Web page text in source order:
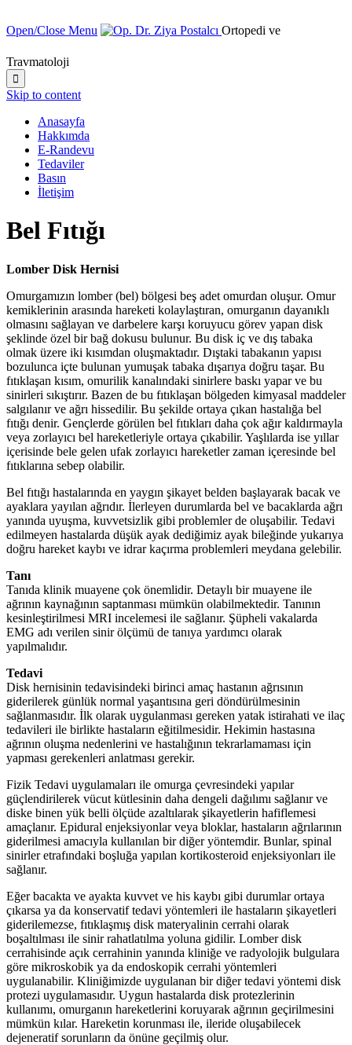
Open/Close Menu Ortopedi ve
Travmatoloji

Skip to content
Anasayfa
Hakkımda
E-Randevu
Tedaviler
Basın
İletişim
Bel Fıtığı
Lomber Disk Hernisi
Omurgamızın lomber (bel) bölgesi beş adet omurdan oluşur. Omur
kemiklerinin arasında hareketi kolaylaştıran, omurganın dayanıklı
olmasını sağlayan ve darbelere karşı koruyucu görev yapan disk
şeklinde özel bir bağ dokusu bulunur. Bu disk iç ve dış tabaka
olmak üzere iki kısımdan oluşmaktadır. Dıştaki tabakanın yapısı
bozulunca içte bulunan yumuşak tabaka dışarıya doğru taşar. Bu
fıtıklaşan kısım, omurilik kanalındaki sinirlere baskı yapar ve bu
sinirleri sıkıştırır. Bazen de bu fıtıklaşan bölgeden kimyasal maddeler
salgılanır ve ağrı hissedilir. Bu şekilde ortaya çıkan hastalığa bel
fıtığı denir. Gençlerde görülen bel fıtıkları daha çok ağır kaldırmayla
veya zorlayıcı bel hareketleriyle ortaya çıkabilir. Yaşlılarda ise yıllar
içerisinde bele gelen ufak zorlayıcı hareketler zaman içeresinde bel
fıtıklarına sebep olabilir.
Bel fıtığı hastalarında en yaygın şikayet belden başlayarak bacak ve
ayaklara yayılan ağrıdır. İlerleyen durumlarda bel ve bacaklarda ağrı
yanında uyuşma, kuvvetsizlik gibi problemler de oluşabilir. Tedavi
edilmeyen hastalarda düşük ayak dediğimiz ayak bileğinde yukarıya
doğru hareket kaybı ve idrar kaçırma problemleri meydana gelebilir.
Tanı
Tanıda klinik muayene çok önemlidir. Detaylı bir muayene ile
ağrının kaynağının saptanması mümkün olabilmektedir. Tanının
kesinleştirilmesi MRI incelemesi ile sağlanır. Şüpheli vakalarda
EMG adı verilen sinir ölçümü de tanıya yardımcı olarak
yapılmalıdır.
Tedavi
Disk hernisinin tedavisindeki birinci amaç hastanın ağrısının
giderilerek günlük normal yaşantısına geri döndürülmesinin
sağlanmasıdır. İlk olarak uygulanması gereken yatak istirahati ve ilaç
tedavileri ile birlikte hastaların eğitilmesidir. Hekimin hastasına
ağrının oluşma nedenlerini ve hastalığının tekrarlamaması için
yapması gerekenleri anlatması gerekir.
Fizik Tedavi uygulamaları ile omurga çevresindeki yapılar
güçlendirilerek vücut kütlesinin daha dengeli dağılımı sağlanır ve
diske binen yük belli ölçüde azaltılarak şikayetlerin hafiflemesi
amaçlanır. Epidural enjeksiyonlar veya bloklar, hastaların ağrılarının
giderilmesi amacıyla kullanılan bir diğer yöntemdir. Bunlar, spinal
sinirler etrafındaki boşluğa yapılan kortikosteroid enjeksiyonları ile
sağlanır.
Eğer bacakta ve ayakta kuvvet ve his kaybı gibi durumlar ortaya
çıkarsa ya da konservatif tedavi yöntemleri ile hastaların şikayetleri
giderilemezse, fıtıklaşmış disk materyalinin cerrahi olarak
boşaltılması ile sinir rahatlatılma yoluna gidilir. Lomber disk
cerrahisinde açık cerrahinin yanında kliniğe ve radyolojik bulgulara
göre mikroskobik ya da endoskopik cerrahi yöntemleri
uygulanabilir. Kliniğimizde uygulanan bir diğer tedavi yöntemi disk
protezi uygulamasıdır. Uygun hastalarda disk protezlerinin
kullanımı, omurganın hareketlerini koruyarak ağrının geçirilmesini
mümkün kılar. Hareketin korunması ile, ileride oluşabilecek
dejeneratif sorunların da önüne geçilmiş olur.